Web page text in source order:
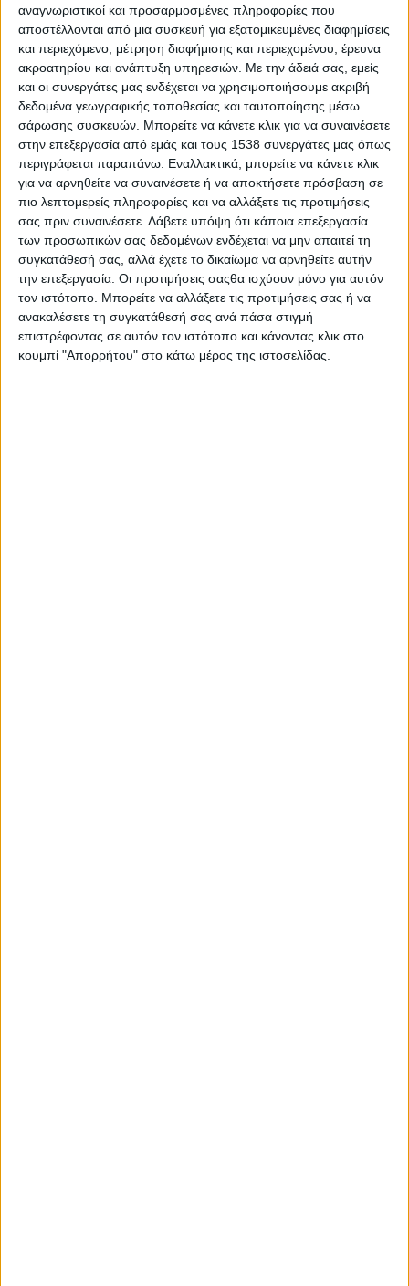
αναγνωριστικοί και προσαρμοσμένες πληροφορίες που
αποστέλλονται από μια συσκευή για εξατομικευμένες διαφημίσεις
και περιεχόμενο, μέτρηση διαφήμισης και περιεχομένου, έρευνα
ακροατηρίου και ανάπτυξη υπηρεσιών. Με την άδειά σας, εμείς
και οι συνεργάτες μας ενδέχεται να χρησιμοποιήσουμε ακριβή
δεδομένα γεωγραφικής τοποθεσίας και ταυτοποίησης μέσω
σάρωσης συσκευών. Μπορείτε να κάνετε κλικ για να συναινέσετε
στην επεξεργασία από εμάς και τους 1538 συνεργάτες μας όπως
περιγράφεται παραπάνω. Εναλλακτικά, μπορείτε να κάνετε κλικ
για να αρνηθείτε να συναινέσετε ή να αποκτήσετε πρόσβαση σε
πιο λεπτομερείς πληροφορίες και να αλλάξετε τις προτιμήσεις
σας πριν συναινέσετε. Λάβετε υπόψη ότι κάποια επεξεργασία
των προσωπικών σας δεδομένων ενδέχεται να μην απαιτεί τη
συγκατάθεσή σας, αλλά έχετε το δικαίωμα να αρνηθείτε αυτήν
την επεξεργασία. Οι προτιμήσεις σαςθα ισχύουν μόνο για αυτόν
τον ιστότοπο. Μπορείτε να αλλάξετε τις προτιμήσεις σας ή να
ανακαλέσετε τη συγκατάθεσή σας ανά πάσα στιγμή
επιστρέφοντας σε αυτόν τον ιστότοπο και κάνοντας κλικ στο
κουμπί "Απορρήτου" στο κάτω μέρος της ιστοσελίδας.
Κέντρο, τόνισε: «Η Δωρεά μυελού των οστών
αποτελεί την εμπράγματη πράξη ανιδιοτελούς
συνεισφοράς προς το συνάνθρωπο. Ο εθελοντής
δότης μυελού των οστών Χαρίζει Ζωή σε
συνανθρώπους του που πάσχουν από καρκίνο του
αίματος (συνήθως λευχαιμία ή λεμφώματα) ή άλλα
αιματολογικά νοσήματα. Η Περιφέρεια Δυτικής
Ελλάδας στέκεται πάντα αρωγός σε κάθε
προσπάθεια ενημέρωσης, ευαισθητοποίησης και
προσέλκυσης νέων εθελοντών στηρίζοντας
δράσεις που στόχο έχουν την εγγραφή νέων
μελών στο ΚΕΔΜΟΠ «Χάρισε Ζωή» . Αν σκεφτεί ο
καθένας μας πως με κάτι πολύ απλό για εμάς
μπορούμε να σώσουμε μια ζωή, τότε όλοι ήδη θα
έπρεπε να έχουμε γίνει δότες!»